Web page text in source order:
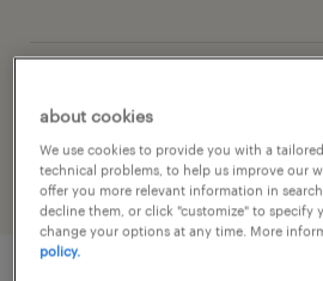
about cookies
We use cookies to provide you with a
technical problems, to help us improve our
offer you more relevant information in
decline them, or click "customize" to specify
change your options at any time. More
policy.